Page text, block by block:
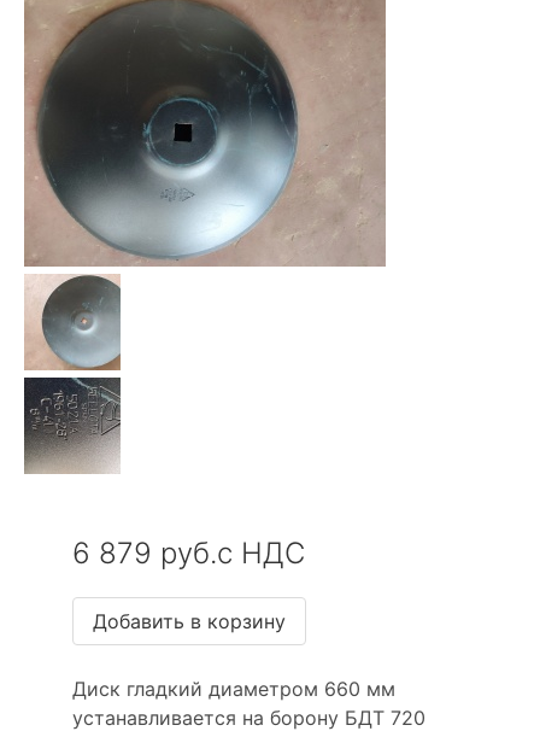
6 879 руб.с НДС
Диск гладкий диаметром 660 мм
устанавливается на борону БДТ 720